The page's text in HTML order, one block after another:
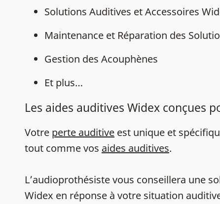
Solutions Auditives et Accessoires
Maintenance et Réparation des
Gestion des Acouphènes
Et plus…
Les aides auditives Widex conçues
Votre perte auditive est unique et
tout comme vos aides auditives.
L’audioprothésiste vous conseillera une
Widex en réponse à votre situation